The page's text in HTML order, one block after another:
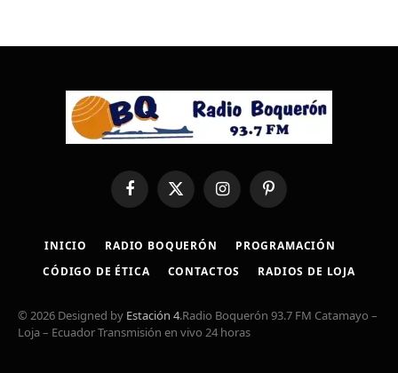
FacebookX
(Twitter)
InstagramPinterest
INICIO RADIO BOQUERÓN
PROGRAMACIÓN
CÓDIGO DE ÉTICA
CONTACTOS RADIOS DE LOJA
© 2026 Designed by Estación 4.Radio Boquerón 93.7 FM Catamayo –
Loja – Ecuador Transmisión en vivo 24 horas